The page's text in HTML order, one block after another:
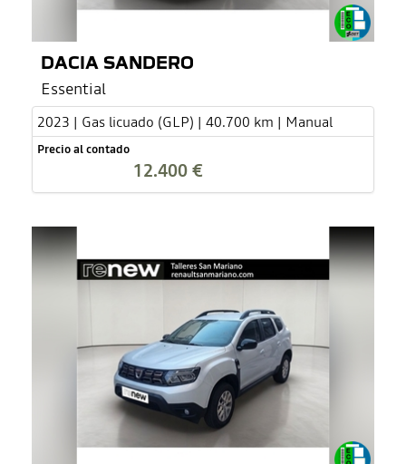
DACIA SANDERO
Essential
2023 | Gas licuado (GLP) | 40.700 km | Manual
Precio al contado
12.400 €